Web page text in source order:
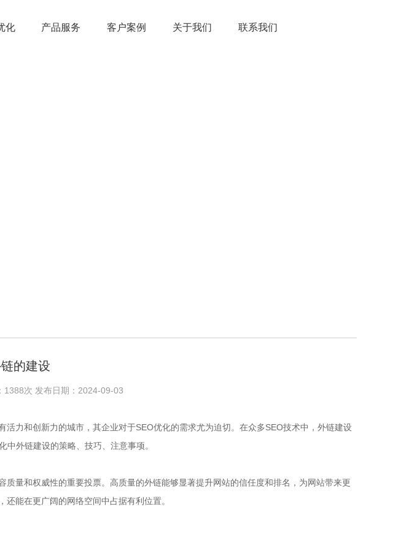
化 产品服务 客户案例 关于我们 联系我们
的建设
1388次 发布日期：2024-09-03
力和创新力的城市，其企业对于SEO优化的需求尤为迫切。在众多SEO技术中，外链建设
外链建设的策略、技巧、注意事项。
量和权威性的重要投票。高质量的外链能够显著提升网站的信任度和排名，为网站带来更
能在更广阔的网络空间中占据有利位置。